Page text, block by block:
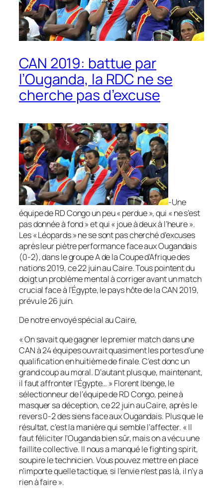
CAN 2019: battue par
l’Ouganda, la RDC ne se
cherche pas d’excuse
-Une
équipe de RD Congo un peu «perdue», qui «ne s’est
pas donnée à fond» et qui «joue à deux à l’heure».
Les « Léopards » ne se sont pas cherché d’excuses
après leur piètre performance face aux Ougandais
(0-2), dans le groupe A de la Coupe d’Afrique des
nations 2019, ce 22 juin au Caire. Tous pointent du
doigt un problème mental à corriger avant un match
crucial face à l’Égypte, le pays hôte de la CAN 2019,
prévu le 26 juin.
De notre envoyé spécial au Caire,
«On savait que gagner le premier match dans une
CAN à 24 équipes ouvrait quasiment les portes d’une
qualification en huitième de finale. C’est donc un
grand coup au moral. D’autant plus que, maintenant,
il faut affronter l’Égypte… » Florent Ibenge, le
sélectionneur de l’équipe de RD Congo, peine à
masquer sa déception, ce 22 juin au Caire, après le
revers 0-2 des siens face aux Ougandais. Plus que le
résultat, c’est la manière qui semble l’affecter. «Il
faut féliciter l’Ouganda bien sûr, mais on a vécu une
faillite collective. Il nous a manqué le fighting spirit,
soupire le technicien.Vous pouvez mettre en place
n’importe quelle tactique, si l’envie n’est pas là, il n’y a
rien à faire».